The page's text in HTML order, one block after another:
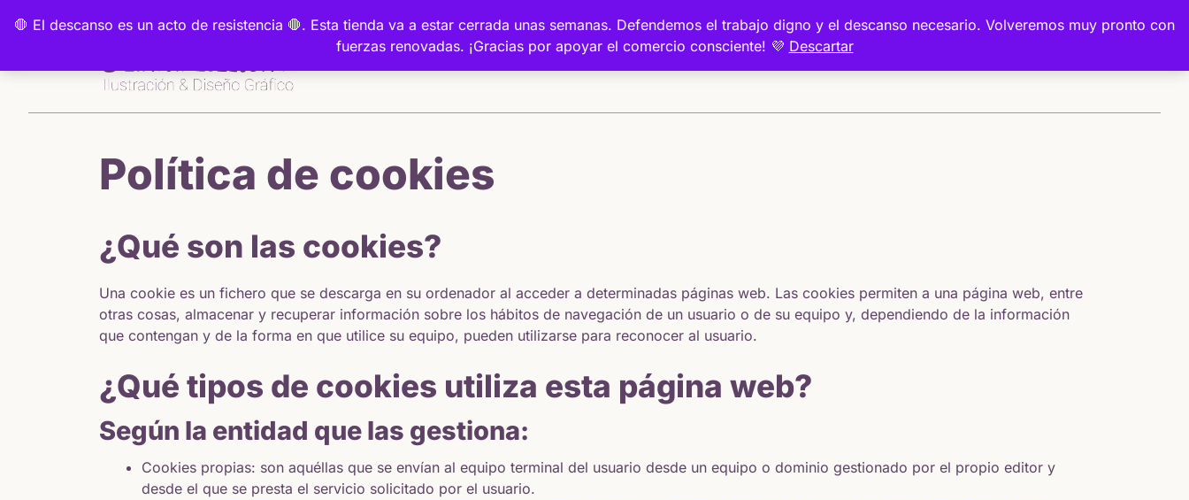
🛑 El descanso es un acto de resistencia 🛑. Esta tienda va a estar cerrada unas semanas. Defendemos el trabajo digno y el descanso necesario. Volveremos muy pronto con
fuerzas renovadas. ¡Gracias por apoyar el comercio consciente! 💜 Descartar
Inicio Sobre mí
Política de cookies
¿Qué son las cookies?
Una cookie es un fichero que se descarga en su ordenador al acceder a determinadas páginas web. Las cookies permiten a una página web, entre
otras cosas, almacenar y recuperar información sobre los hábitos de navegación de un usuario o de su equipo y, dependiendo de la información
que contengan y de la forma en que utilice su equipo, pueden utilizarse para reconocer al usuario.
¿Qué tipos de cookies utiliza esta página web?
Según la entidad que las gestiona:
Cookies propias: son aquéllas que se envían al equipo terminal del usuario desde un equipo o dominio gestionado por el propio editor y
desde el que se presta el servicio solicitado por el usuario.